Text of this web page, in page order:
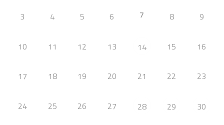
3 4 5 6 7 8 9
10 11 12 13 14 15 16
17 18 19 20 21 22 23
24 25 26 27 28 29 30